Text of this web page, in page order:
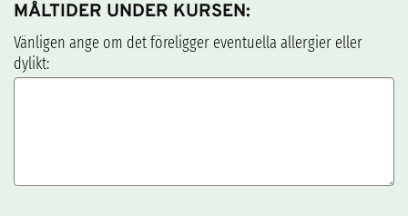
MÅLTIDER UNDER KURSEN:
Vänligen ange om det föreligger eventuella allergier eller
dylikt: